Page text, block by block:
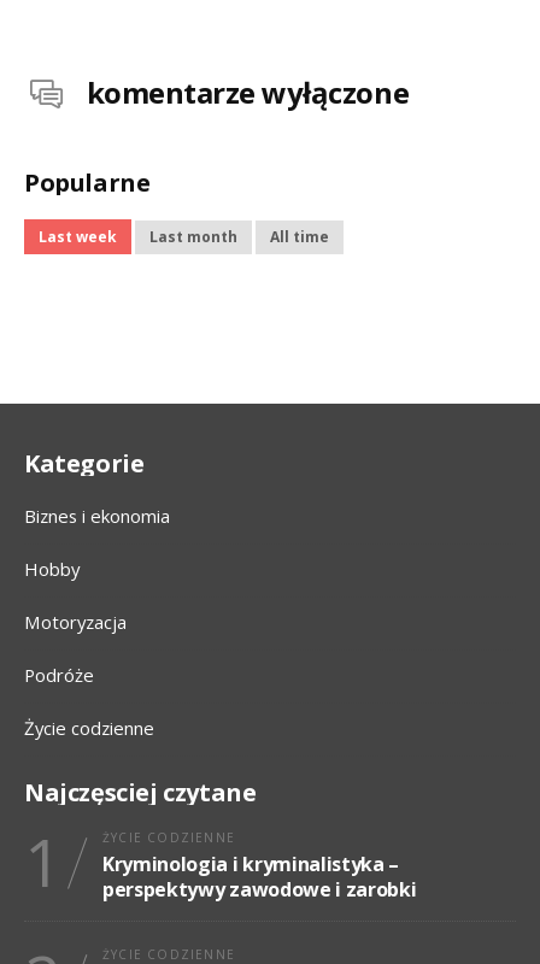
komentarze wyłączone
Popularne
Last week Last month All time
Kategorie
Biznes i ekonomia
Hobby
Motoryzacja
Podróże
Życie codzienne
Najczęsciej czytane
1 ŻYCIE CODZIENNE
Kryminologia i kryminalistyka –
perspektywy zawodowe i zarobki
ŻYCIE CODZIENNE